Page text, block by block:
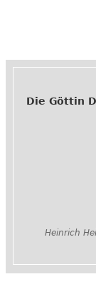
Die Göttin
Heinrich